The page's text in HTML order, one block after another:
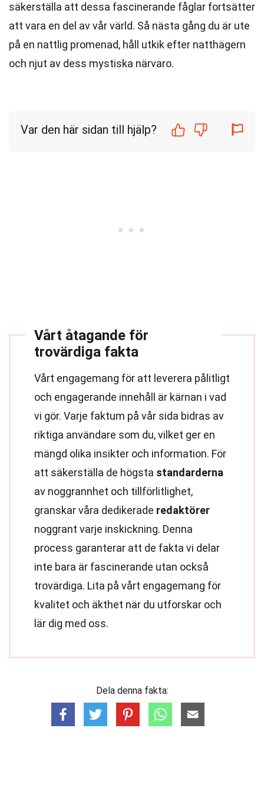
säkerställa att dessa fascinerande fåglar fortsätter
att vara en del av vår värld. Så nästa gång du är ute
på en nattlig promenad, håll utkik efter natthägern
och njut av dess mystiska närvaro.
Var den här sidan till hjälp?
Vårt åtagande för
trovärdiga fakta
Vårt engagemang för att leverera pålitligt
och engagerande innehåll är kärnan i vad
vi gör. Varje faktum på vår sida bidras av
riktiga användare som du, vilket ger en
mängd olika insikter och information. För
att säkerställa de högsta standarderna
av noggrannhet och tillförlitlighet,
granskar våra dedikerade redaktörer
noggrant varje inskickning. Denna
process garanterar att de fakta vi delar
inte bara är fascinerande utan också
trovärdiga. Lita på vårt engagemang för
kvalitet och äkthet när du utforskar och
lär dig med oss.
Dela denna fakta: